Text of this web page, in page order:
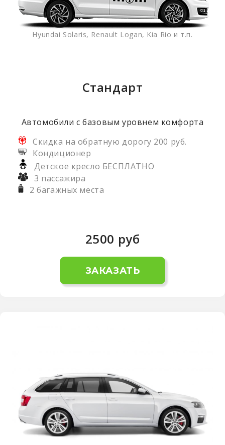
Hyundai Solaris, Renault Logan, Kia Rio и т.п.
Стандарт
Автомобили с базовым уровнем комфорта
Скидка на обратную дорогу 200 руб.
Кондиционер
Детское кресло БЕСПЛАТНО
3 пассажира
2 багажных места
2500 руб
ЗАКАЗАТЬ